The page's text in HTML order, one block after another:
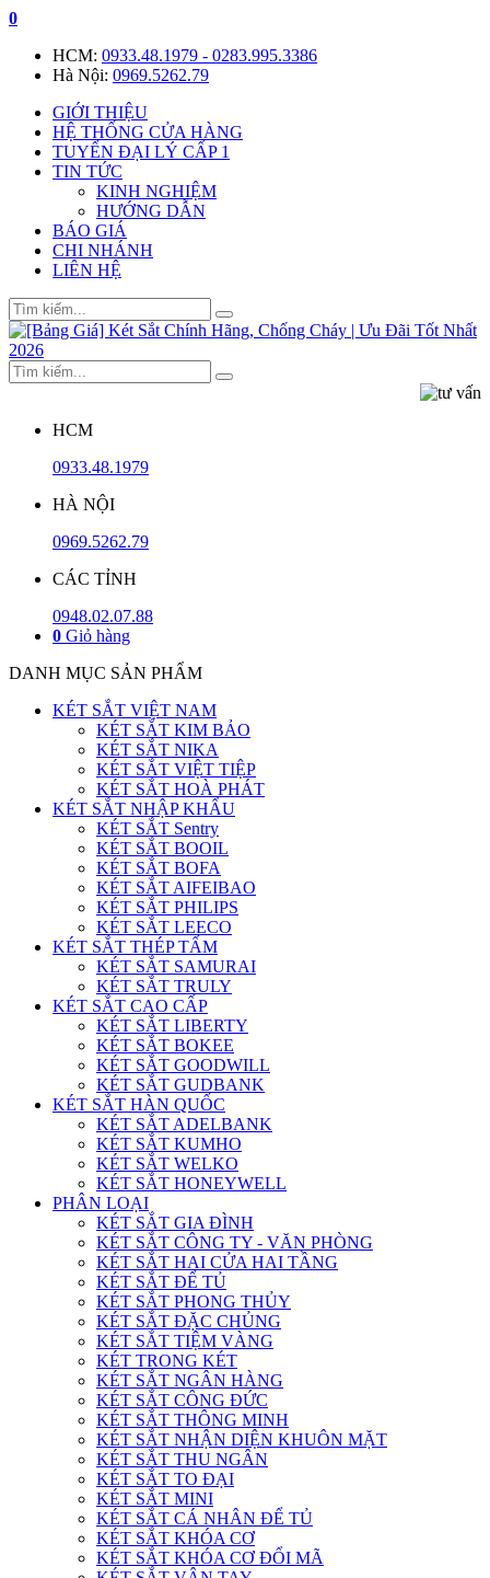
0
HCM: 0933.48.1979 - 0283.995.3386
Hà Nội: 0969.5262.79
GIỚI THIỆU
HỆ THỐNG CỬA HÀNG
TUYỂN ĐẠI LÝ CẤP 1
TIN TỨC
KINH NGHIỆM
HƯỚNG DẪN
BÁO GIÁ
CHI NHÁNH
LIÊN HỆ
HCM
0933.48.1979
HÀ NỘI
0969.5262.79
CÁC TỈNH
0948.02.07.88
0 Giỏ hàng
DANH MỤC SẢN PHẨM
KÉT SẮT VIỆT NAM
KÉT SẮT KIM BẢO
KÉT SẮT NIKA
KÉT SẮT VIỆT TIỆP
KÉT SẮT HOÀ PHÁT
KÉT SẮT NHẬP KHẨU
KÉT SẮT Sentry
KÉT SẮT BOOIL
KÉT SẮT BOFA
KÉT SẮT AIFEIBAO
KÉT SẮT PHILIPS
KÉT SẮT LEECO
KÉT SẮT THÉP TẤM
KÉT SẮT SAMURAI
KÉT SẮT TRULY
KÉT SẮT CAO CẤP
KÉT SẮT LIBERTY
KÉT SẮT BOKEE
KÉT SẮT GOODWILL
KÉT SẮT GUDBANK
KÉT SẮT HÀN QUỐC
KÉT SẮT ADELBANK
KÉT SẮT KUMHO
KÉT SẮT WELKO
KÉT SẮT HONEYWELL
PHÂN LOẠI
KÉT SẮT GIA ĐÌNH
KÉT SẮT CÔNG TY - VĂN PHÒNG
KÉT SẮT HAI CỬA HAI TẦNG
KÉT SẮT ĐỂ TỦ
KÉT SẮT PHONG THỦY
KÉT SẮT ĐẶC CHỦNG
KÉT SẮT TIỆM VÀNG
KÉT TRONG KÉT
KÉT SẮT NGÂN HÀNG
KÉT SẮT CÔNG ĐỨC
KÉT SẮT THÔNG MINH
KÉT SẮT NHẬN DIỆN KHUÔN MẶT
KÉT SẮT THU NGÂN
KÉT SẮT TO ĐẠI
KÉT SẮT MINI
KÉT SẮT CÁ NHÂN ĐỂ TỦ
KÉT SẮT KHÓA CƠ
KÉT SẮT KHÓA CƠ ĐỔI MÃ